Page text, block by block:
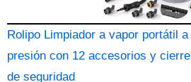
Rolipo Limpiador a vapor portátil a
presión con 12 accesorios y cierre
de seguridad